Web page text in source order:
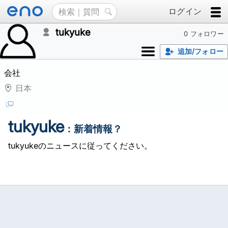
ログイン
0 フォロワー
tukyuke
追加/フォロー
会社
日本
tukyuke：新着情報？
tukyukeのニュースに従ってください。